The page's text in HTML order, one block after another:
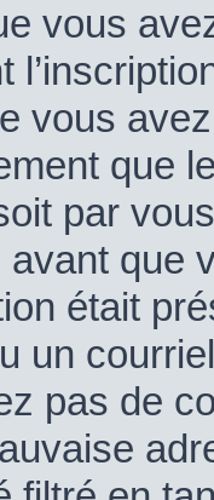
vous
vous
que
par
avant que
était
un
pas de